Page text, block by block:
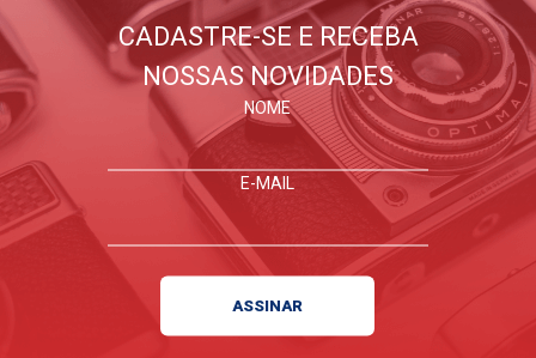
CADASTRE-SE E RECEBA
NOSSAS NOVIDADES
NOME
E-MAIL